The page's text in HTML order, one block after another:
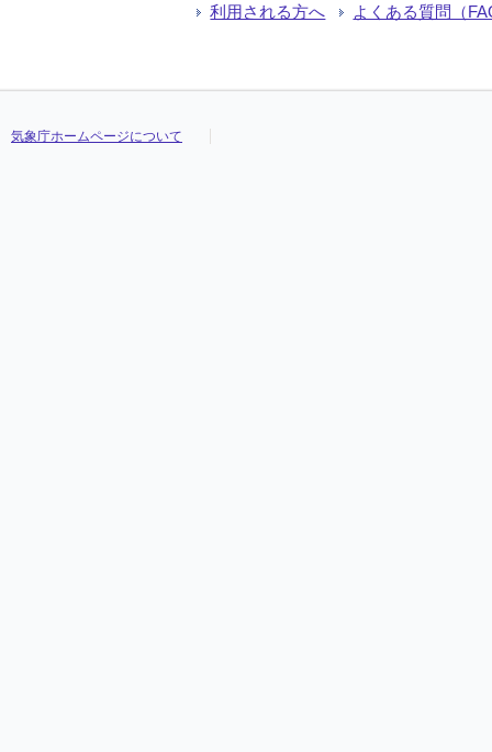
利用される方へ よくある質問（
気象庁ホームページについて